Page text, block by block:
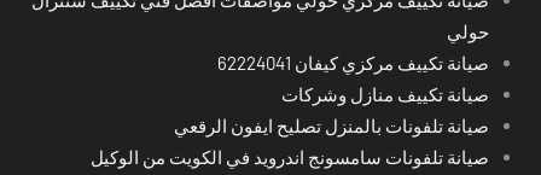
حولي
صيانة تكييف مركزي كيفان 62224041
صيانة تكييف منازل وشركات
صيانة تلفونات بالمنزل تصليح ايفون الرقعي
صيانة تلفونات سامسونج اندرويد في الكويت من الوكيل